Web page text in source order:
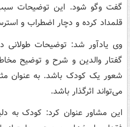
گفت وگو شود. این توضیحات
قلمداد کرده و دچار اضطراب و
وی یادآور شد: توضیحات طولانی
گفتار والدین و شرح و توضیح
شعور یک کودک باشد. به عنوان
می‌تواند اثرگذار باشد.
این مشاور عنوان کرد: کودک به